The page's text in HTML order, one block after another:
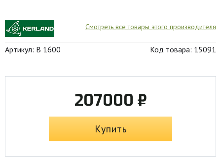
Смотреть все товары этого производителя
Артикул: B 1600 Код товара: 15091
207000 ₽
Купить